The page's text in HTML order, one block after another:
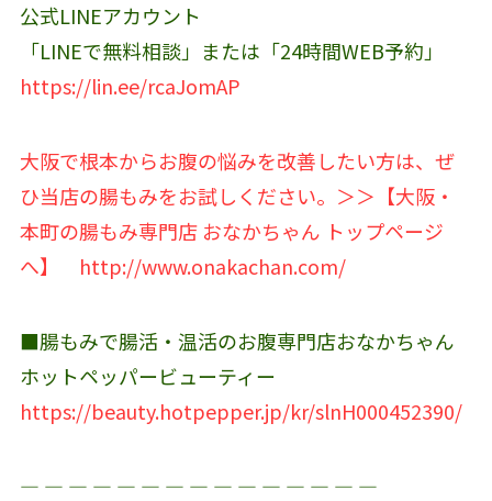
公式LINEアカウント‬
「LINEで無料相談」または「24時間WEB予約」
https://lin.ee/rcaJomAP
大阪で根本からお腹の悩みを改善したい方は、ぜ
ひ当店の腸もみをお試しください。＞＞【大阪・
本町の腸もみ専門店 おなかちゃん トップページ
へ】
http://www.onakachan.com/
■腸もみで腸活・温活のお腹専門店おなかちゃん
ホットペッパービューティー
https://beauty.hotpepper.jp/kr/slnH000452390/
― ― ― ― ― ― ― ― ― ― ― ― ― ― ―